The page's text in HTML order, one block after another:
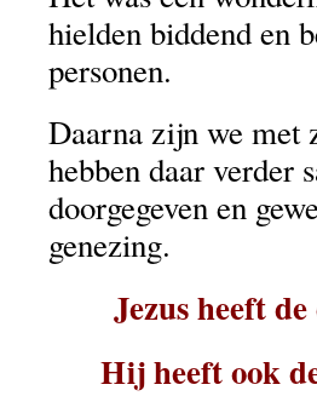
hielden biddend en
personen.
Daarna zijn we met
hebben daar verder
doorgegeven en
genezing.
Jezus heeft
Hij heeft ook